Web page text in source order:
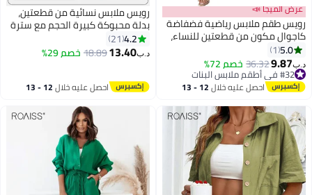
عرض الميجا 📣
رويس طقم ملابس رياضية فضفاضة
كاجوال مكون من قطعتين للنساء،
قميص بأكمام طويلة وبنطلون واسع
الساق، بدلة أنيقة مع جيوب باللون
الأبيض للسيدات
5.0
1
د.ب‏9.87
36.32خصم 72%
#32 في أطقم ملابس البنات
#32 في أطقم ملابس البنات احصل عليه خلال 12 - 13
رويس ملابس نسائية من قطعتين،
بدلة محبوكة كبيرة الحجم مع سترة
بولوفر وسروال واسع الساقين، طقم
مريح للسيدات، مناسب للارتداء
اليومي أو في المنزل أو في أي
4.2
21
د.ب‏13.40
18.89خصم 29%
احصل عليه خلال 12 - 13